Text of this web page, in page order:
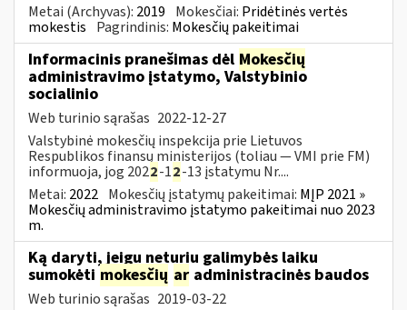
Metai (Archyvas): 2019 Mokesčiai: Pridėtinės vertės
mokestis Pagrindinis: Mokesčių pakeitimai
Informacinis pranešimas dėl Mokesčių
administravimo įstatymo, Valstybinio
socialinio
Web turinio sąrašas 2022-12-27
Valstybinė mokesčių inspekcija prie Lietuvos
Respublikos finansų ministerijos (toliau — VMI prie FM)
informuoja, jog 2022-12-13 įstatymu Nr....
Metai: 2022 Mokesčių įstatymų pakeitimai: MĮP 2021 »
Mokesčių administravimo įstatymo pakeitimai nuo 2023
m.
Ką daryti, jeigu neturiu galimybės laiku
sumokėti mokesčių ar administracinės baudos
Web turinio sąrašas 2019-03-22